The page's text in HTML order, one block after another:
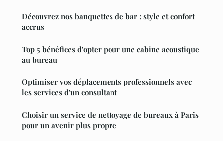
Découvrez nos banquettes de bar : style et confort
accrus
Top 5 bénéfices d'opter pour une cabine acoustique
au bureau
Optimiser vos déplacements professionnels avec
les services d'un consultant
Choisir un service de nettoyage de bureaux à Paris
pour un avenir plus propre